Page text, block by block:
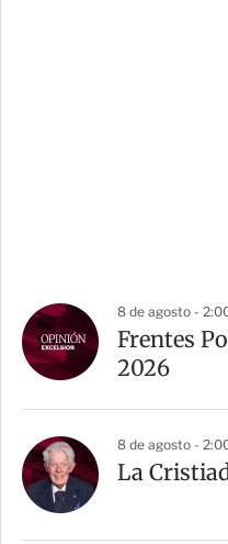
8 de agosto -
Frentes
2026
8 de agosto -
La